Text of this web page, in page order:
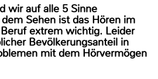
wir auf alle 5 Sinne
Sehen ist das Hören im
extrem wichtig. Leider
Bevölkerungsanteil in
mit dem Hörvermögen